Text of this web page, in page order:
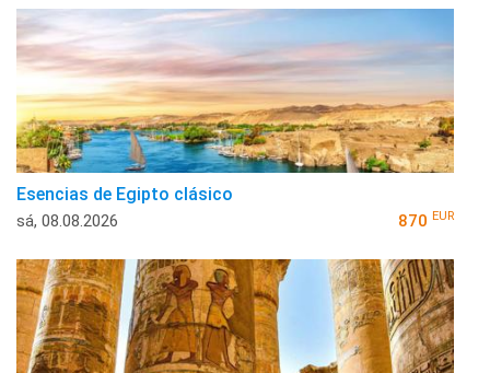
Esencias de Egipto clásico
sá, 08.08.2026 870 EUR